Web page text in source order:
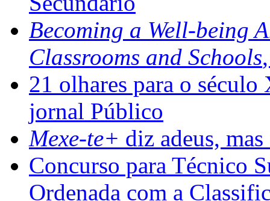
Becoming a Well-being
Classrooms and Schools
21 olhares para o
jornal Público
Mexe-te+ diz adeus,
Concurso para Técnico
Ordenada com a